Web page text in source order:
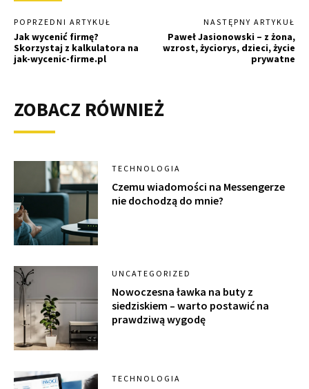
POPRZEDNI ARTYKUŁ
Jak wycenić firmę?
Skorzystaj z kalkulatora na
jak-wycenic-firme.pl
NASTĘPNY ARTYKUŁ
Paweł Jasionowski – z żona,
wzrost, życiorys, dzieci, życie
prywatne
ZOBACZ RÓWNIEŻ
TECHNOLOGIA
Czemu wiadomości na Messengerze
nie dochodzą do mnie?
UNCATEGORIZED
Nowoczesna ławka na buty z
siedziskiem – warto postawić na
prawdziwą wygodę
TECHNOLOGIA